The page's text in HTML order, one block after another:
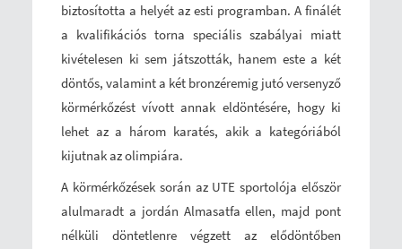
biztosította a helyét az esti programban. A finálét
a kvalifikációs torna speciális szabályai miatt
kivételesen ki sem játszották, hanem este a két
döntős, valamint a két bronzéremig jutó versenyző
körmérkőzést vívott annak eldöntésére, hogy ki
lehet az a három karatés, akik a kategóriából
kijutnak az olimpiára.
A körmérkőzések során az UTE sportolója először
alulmaradt a jordán Almasatfa ellen, majd pont
nélküli döntetlenre végzett az elődöntőben